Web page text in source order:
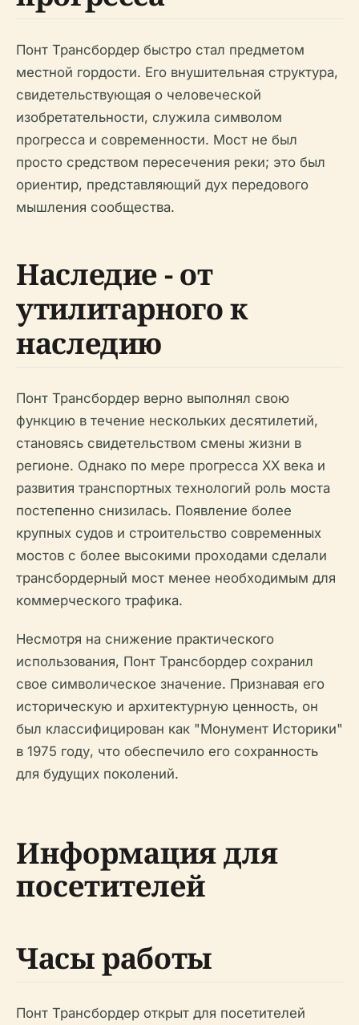
Понт Трансбордер быстро стал предметом
местной гордости. Его внушительная структура,
свидетельствующая о человеческой
изобретательности, служила символом
прогресса и современности. Мост не был
просто средством пересечения реки; это был
ориентир, представляющий дух передового
мышления сообщества.
Наследие - от
утилитарного к
наследию
Понт Трансбордер верно выполнял свою
функцию в течение нескольких десятилетий,
становясь свидетельством смены жизни в
регионе. Однако по мере прогресса XX века и
развития транспортных технологий роль моста
постепенно снизилась. Появление более
крупных судов и строительство современных
мостов с более высокими проходами сделали
трансбордерный мост менее необходимым для
коммерческого трафика.
Несмотря на снижение практического
использования, Понт Трансбордер сохранил
свое символическое значение. Признавая его
историческую и архитектурную ценность, он
был классифицирован как "Монумент Историки"
в 1975 году, что обеспечило его сохранность
для будущих поколений.
Информация для
посетителей
Часы работы
Понт Трансбордер открыт для посетителей